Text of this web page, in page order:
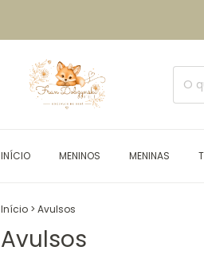
INÍCIO MENINOS MENINAS
Início > Avulsos
Avulsos